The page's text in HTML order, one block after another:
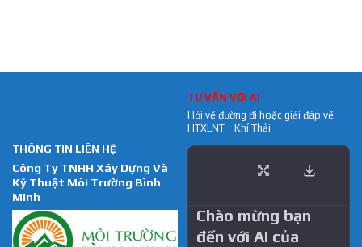
THÔNG TIN LIÊN HỆ
Công Ty TNHH Xây Dựng Và
Kỹ Thuật Môi Trường Bình
Minh
TƯ VẤN VỚI AI
Hỏi về đường đi hoặc giải đáp về
HTXLNT - Khí Thải
Chào mừng bạn
đến với AI của